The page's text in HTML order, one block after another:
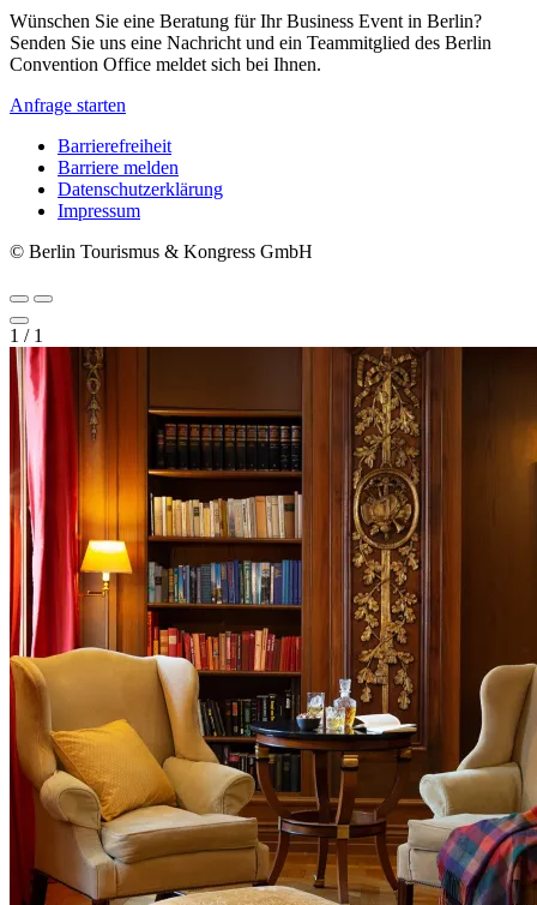
Wünschen Sie eine Beratung für Ihr Business Event in Berlin?
Senden Sie uns eine Nachricht und ein Teammitglied des Berlin
Convention Office meldet sich bei Ihnen.
Anfrage starten
Metanavigation
Barrierefreiheit
Barriere melden
Datenschutzerklärung
Impressum
© Berlin Tourismus & Kongress GmbH
1 / 1